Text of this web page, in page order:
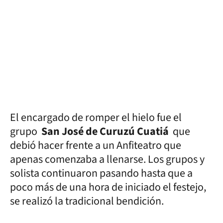
El encargado de romper el hielo fue el
grupo San José de Curuzú Cuatiá que
debió hacer frente a un Anfiteatro que
apenas comenzaba a llenarse. Los grupos y
solista continuaron pasando hasta que a
poco más de una hora de iniciado el festejo,
se realizó la tradicional bendición.